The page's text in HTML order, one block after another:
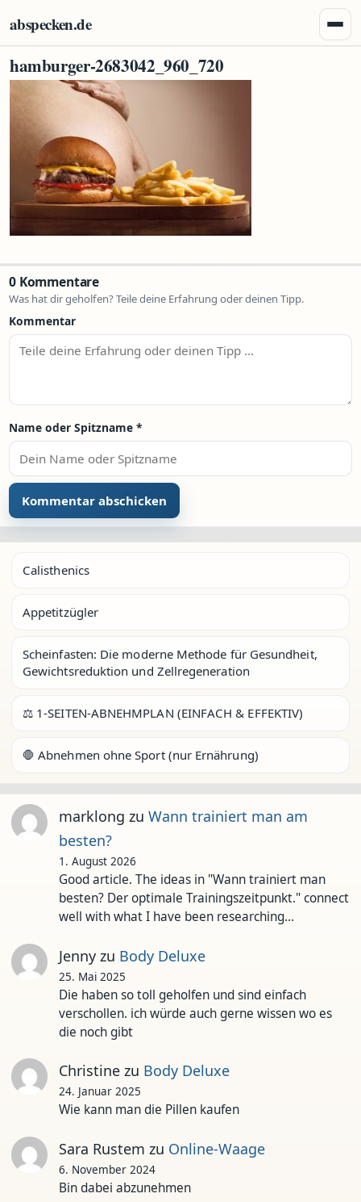
abspecken.de
hamburger-2683042_960_720
0 Kommentare
Was hat dir geholfen? Teile deine Erfahrung oder deinen Tipp.
Kommentar
Name oder Spitzname *
Calisthenics
Appetitzügler
Scheinfasten: Die moderne Methode für Gesundheit,
Gewichtsreduktion und Zellregeneration
⚖️ 1-SEITEN-ABNEHMPLAN (EINFACH & EFFEKTIV)
🛑 Abnehmen ohne Sport (nur Ernährung)
marklong zu Wann trainiert man am
besten?
1. August 2026
Good article. The ideas in "Wann trainiert man
besten? Der optimale Trainingszeitpunkt." connect
well with what I have been researching…
Jennyzu Body Deluxe
25. Mai 2025
Die haben so toll geholfen und sind einfach
verschollen. ich würde auch gerne wissen wo es
die noch gibt
Christinezu Body Deluxe
24. Januar 2025
Wie kann man die Pillen kaufen
Sara Rustem zu Online-Waage
6. November 2024
Bin dabei abzunehmen